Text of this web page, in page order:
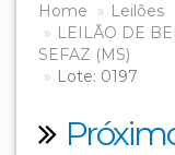
Home
Leilões
LEILÃO DE
SEFAZ (MS)
Lote: 0197